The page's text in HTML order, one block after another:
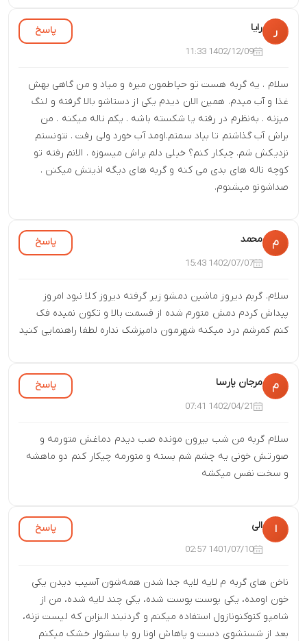
ر رایا پاسخ
1402/12/09 11:33
سلام . یه گربه هست تو حیاطمون میره و میاد و من گاهی بهش
غذا و آب میدم. همین الان دیدم یکی از دستاشو بالا گرفته و لنگ
میزنه . به‌نظرم در رفته یا شکسته باشه . یکم ناله میکنه . من
براش آب گذاشتم تا بیاد سمتم.اومد آب خورد ولی رفت . نتونستم
نزدیکش شم. چیکار کنم؟ خیلی دلم براش میسوزه . الانم رفته تو
کوچه ناله های بدی می کنه و گربه های دیگه اذیتش میکنن .
صداشونو میشنوم.
م محمد پاسخ
1402/07/07 15:43
سلام. گربم دیروز ماشین دمشو زیر گرفته دیروز کلا نبود امروز
پیداش کردم دمش متورم شده از قسمت بالا و تکون نمیده فک
کنم کمرشم درد میکنه شهرمون دامپزشک نداره لطفا راهنمایی کنید
م مرجان پارسا پاسخ
1402/04/21 07:41
سلام گربه من شب بیرون مونده صب دیدم دماغش متورمه و
صورتش خونی یه چشم شم بسته و متورمه چیکار کنم دو ماهشه
و سخت نفس میکشه
ا الی پاسخ
1401/07/10 02:57
ناخن های گربه م لایه لایه جدا شدن همه‌شون آسیب دیدن یکی
خون اومده، یکی پوست پوست شده، یکی چند لایه شده، من از
شامپو کتوکنونازول استفاده میکنم و گردنبند البزابن که لیست نزنه،
بعد از شستشوی دست و پاهاش اونا رو با سشوار خشک میکنم